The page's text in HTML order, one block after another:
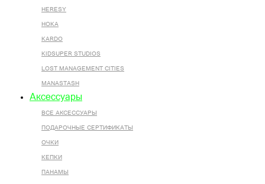
HERESY
HOKA
KARDO
KIDSUPER STUDIOS
LOST MANAGEMENT CITIES
MANASTASH
Аксессуары
ВСЕ AКСЕССУАРЫ
ПОДАРОЧНЫЕ СЕРТИФИКАТЫ
ОЧКИ
КЕПКИ
ПАНАМЫ